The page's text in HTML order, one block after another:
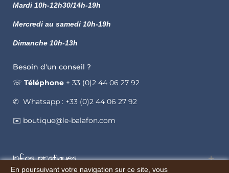
En poursuivant votre navigation sur ce site, vous
Mardi 10h-12h30/14h-19h
Mercredi au samedi 10h-19h
Dimanche 10h-13h
Besoin d'un conseil ?
☏ Téléphone + 33 (0)2 44 06 27 92
✆ Whatsapp : +33 (0)2 44 06 27 92
✉️ boutique@le-balafon.com
Infos pratiques